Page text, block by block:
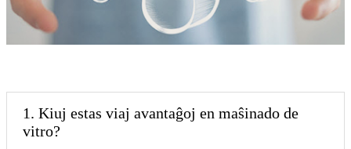
1. Kiuj estas viaj avantaĝoj en maŝinado de
vitro?